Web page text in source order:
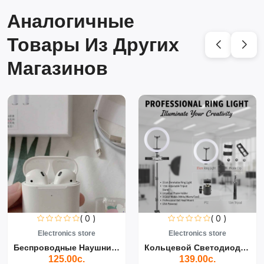
Аналогичные
Товары Из Других
Магазинов
( 0 )
Electronics store
Беспроводные Наушники Air...
125.00с.
( 0 )
Electronics store
Кольцевой Светодиодный Св...
139.00с.